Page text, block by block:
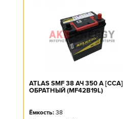
ATLAS SMF 38 АЧ 350 А [CCA]
ОБРАТНЫЙ (MF42B19L)
Ёмкость: 38